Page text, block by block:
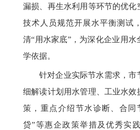
漏损、再生水利用等环节的优化
技术人员规范开展水平衡测试
清“用水家底”，为深化企业用水
学依据。
针对企业实际节水需求，市
细解读计划用水管理、工业水效
策，重点介绍节水诊断、合同
贷”等惠企政策举措及优秀实